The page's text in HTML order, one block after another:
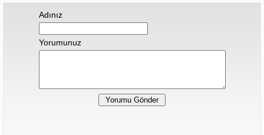
Adınız
Yorumunuz